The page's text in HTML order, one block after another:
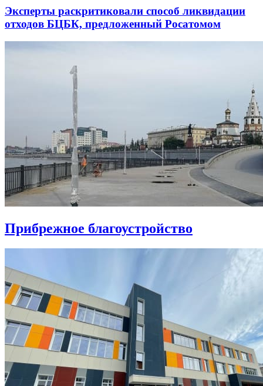
Эксперты раскритиковали способ ликвидации
отходов БЦБК, предложенный Росатомом
Прибрежное благоустройство